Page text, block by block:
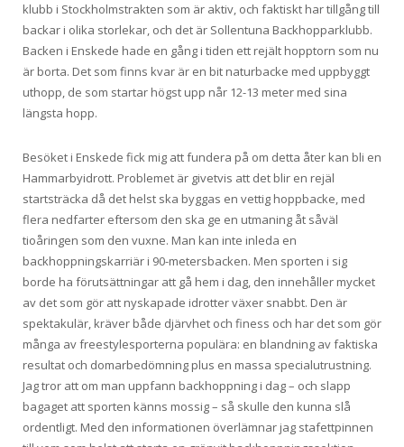
klubb i Stockholmstrakten som är aktiv, och faktiskt har tillgång till
backar i olika storlekar, och det är Sollentuna Backhopparklubb.
Backen i Enskede hade en gång i tiden ett rejält hopptorn som nu
är borta. Det som finns kvar är en bit naturbacke med uppbyggt
uthopp, de som startar högst upp når 12-13 meter med sina
längsta hopp.
Besöket i Enskede fick mig att fundera på om detta åter kan bli en
Hammarbyidrott. Problemet är givetvis att det blir en rejäl
startsträcka då det helst ska byggas en vettig hoppbacke, med
flera nedfarter eftersom den ska ge en utmaning åt såväl
tioåringen som den vuxne. Man kan inte inleda en
backhoppningskarriär i 90-metersbacken. Men sporten i sig
borde ha förutsättningar att gå hem i dag, den innehåller mycket
av det som gör att nyskapade idrotter växer snabbt. Den är
spektakulär, kräver både djärvhet och finess och har det som gör
många av freestylesporterna populära: en blandning av faktiska
resultat och domarbedömning plus en massa specialutrustning.
Jag tror att om man uppfann backhoppning i dag – och slapp
bagaget att sporten känns mossig – så skulle den kunna slå
ordentligt. Med den informationen överlämnar jag stafettpinnen